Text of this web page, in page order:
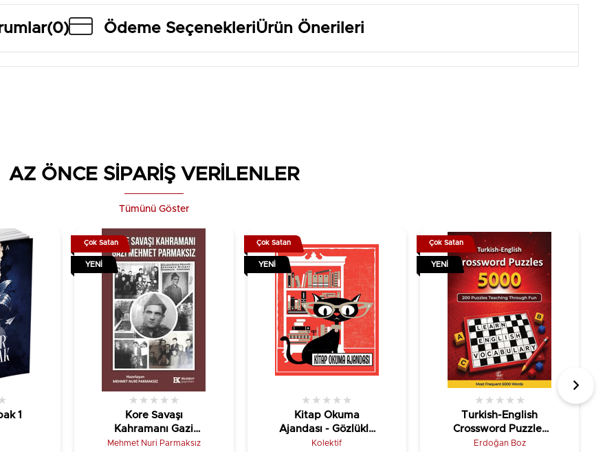
(0) Ödeme SeçenekleriÜrün Önerileri
AZ ÖNCE SİPARİŞ VERİLENLER
1
Kore Savaşı
Kahramanı Gazi
Mehmet Parmaksız
★ ★ ★ ★ ★
Mehmet Nuri Parmaksız
Çok Satan
YENI
Kitap Okuma
Ajandası - Gözlüklü
Kedi
★ ★ ★ ★ ★
Kolektif
Çok Satan
YENI
Turkish-English
Crossword Puzzles
(5000)
★ ★ ★ ★ ★
Erdoğan Boz
Çok Satan
YENI
Tümünü Göster